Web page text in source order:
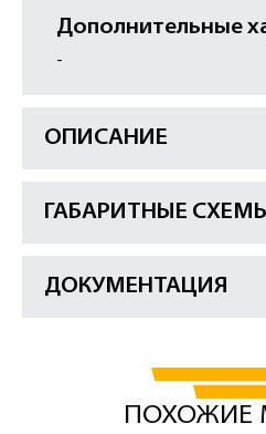
Дополнительные
-
ОПИСАНИЕ
ГАБАРИТНЫЕ
ДОКУМЕНТАЦИЯ
ПОХОЖИЕ